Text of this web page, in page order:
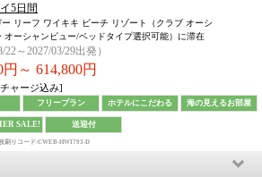
5日間
ー リーフ ワイキキ ビーチ リゾート（クラブ オーシ
オーシャンビュー/ベッドタイプ選択可能）に滞在
22～2027/03/29出発）
円～ 614,800円
ャージ込み]
フリープラン ホテルにこだわる 海の見えるお部屋
SALE! 送迎付
刷りコード:CWEB-HWI793-D